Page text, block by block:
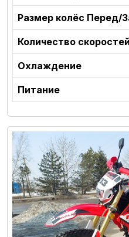
Размер колёс Перед/
Количество скоростей
Охлаждение
Питание